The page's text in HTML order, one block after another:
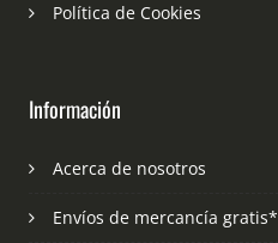
Política de Cookies
Información
Acerca de nosotros
Envíos de mercancía gratis*